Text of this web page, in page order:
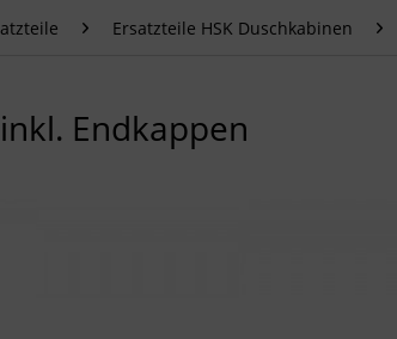
Ersatzteile HSK Duschkabinen
Endkappen